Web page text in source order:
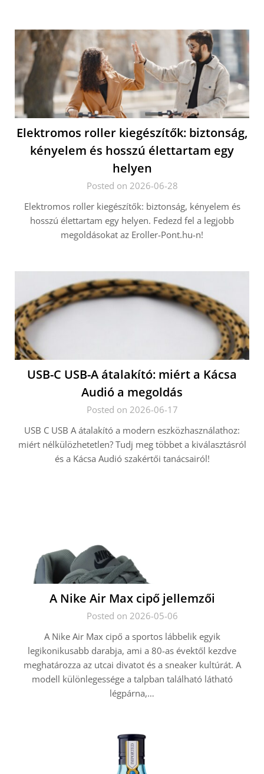
Elektromos roller kiegészítők: biztonság,
kényelem és hosszú élettartam egy
helyen
Posted on 2026-06-28
Elektromos roller kiegészítők: biztonság, kényelem és
hosszú élettartam egy helyen. Fedezd fel a legjobb
megoldásokat az Eroller-Pont.hu-n!
USB-C USB-A átalakító: miért a Kácsa
Audió a megoldás
Posted on 2026-06-17
USB C USB A átalakító a modern eszközhasználathoz:
miért nélkülözhetetlen? Tudj meg többet a kiválasztásról
és a Kácsa Audió szakértői tanácsairól!
A Nike Air Max cipő jellemzői
Posted on 2026-05-06
A Nike Air Max cipő a sportos lábbelik egyik
legikonikusabb darabja, ami a 80-as évektől kezdve
meghatározza az utcai divatot és a sneaker kultúrát. A
modell különlegessége a talpban található látható
légpárna,…